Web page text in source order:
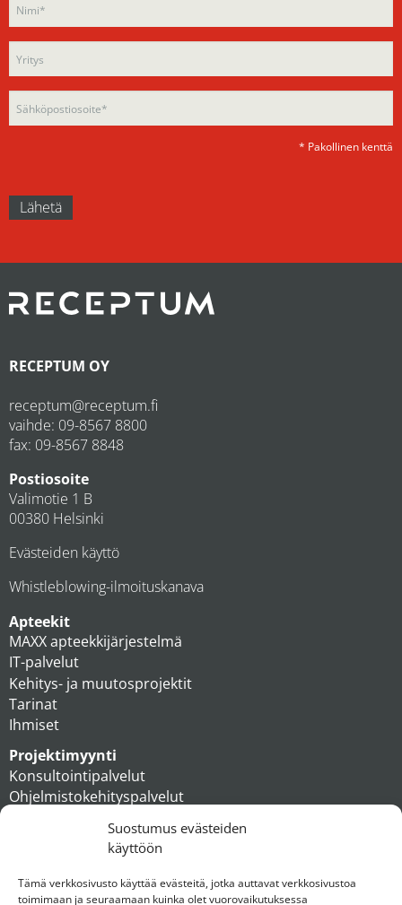
Suostumus evästeiden
käyttöön
Tämä verkkosivusto käyttää evästeitä, jotka auttavat verkkosivustoa
toimimaan ja seuraamaan kuinka olet vuorovaikutuksessa
this
empty.
leave
this
field
empty.
* Pakollinen kenttä
RECEPTUM OY
receptum@receptum.fi
vaihde: 09-8567 8800
fax: 09-8567 8848
Postiosoite
Valimotie 1 B
00380 Helsinki
Evästeiden käyttö
Whistleblowing-ilmoituskanava
Apteekit
MAXX apteekkijärjestelmä
IT-palvelut
Kehitys- ja muutosprojektit
Tarinat
Ihmiset
Projektimyynti
Konsultointipalvelut
Ohjelmistokehityspalvelut
Ihmiset